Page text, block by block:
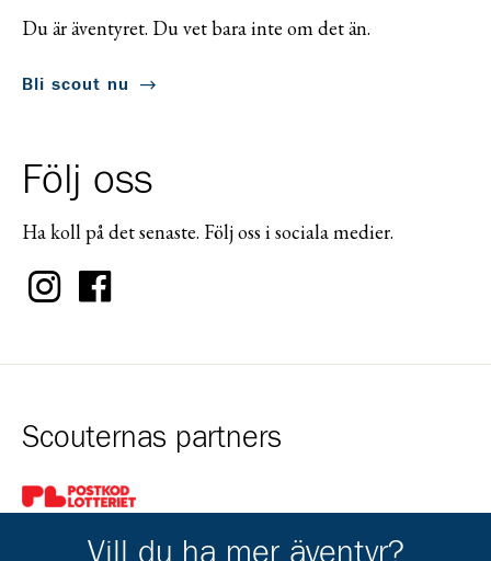
Du är äventyret. Du vet bara inte om det än.
Bli scout nu
Följ oss
Ha koll på det senaste. Följ oss i sociala medier.
Scouternas partners
Gå till pl_50
Vill du ha mer äventyr?